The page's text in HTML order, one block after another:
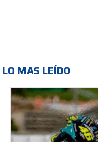
LO MAS LEÍDO